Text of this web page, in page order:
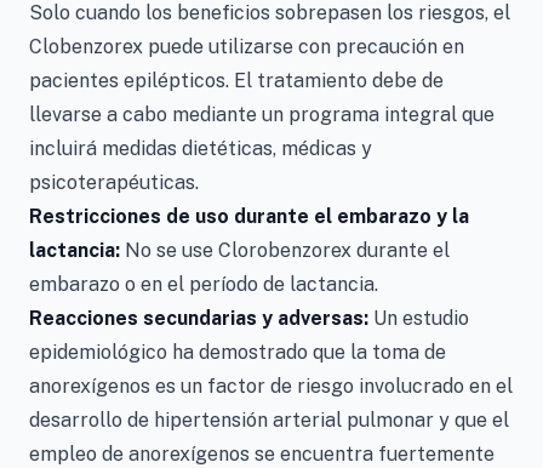
Solo cuando los beneficios sobrepasen los riesgos, el
Clobenzorex puede utilizarse con precaución en
pacientes epilépticos. El tratamiento debe de
llevarse a cabo mediante un programa integral que
incluirá medidas dietéticas, médicas y
psicoterapéuticas.
Restricciones de uso durante el embarazo y la
lactancia: No se use Clorobenzorex durante el
embarazo o en el período de lactancia.
Reacciones secundarias y adversas: Un estudio
epidemiológico ha demostrado que la toma de
anorexígenos es un factor de riesgo involucrado en el
desarrollo de hipertensión arterial pulmonar y que el
empleo de anorexígenos se encuentra fuertemente